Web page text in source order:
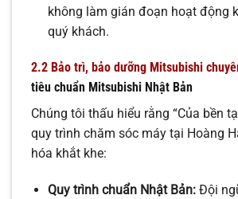
không làm gián đoạn hoạt động
quý khách.
2.2 Bảo trì, bảo dưỡng Mitsubishi
tiêu chuẩn Mitsubishi Nhật Bản
Chúng tôi thấu hiểu rằng “Của bền
quy trình chăm sóc máy tại Hoàng
hóa khắt khe:
Quy trình chuẩn Nhật Bản:Đội